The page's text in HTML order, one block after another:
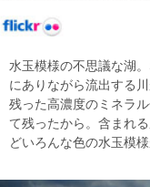
水玉模様の不思議な湖
にありながら流出する
残った高濃度のミネラ
て残ったから。含まれ
どいろんな色の水玉模様